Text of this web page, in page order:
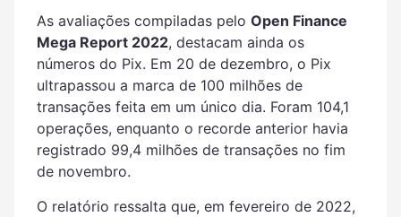
As avaliações compiladas pelo Open Finance
Mega Report 2022, destacam ainda os
números do Pix. Em 20 de dezembro, o Pix
ultrapassou a marca de 100 milhões de
transações feita em um único dia. Foram 104,1
operações, enquanto o recorde anterior havia
registrado 99,4 milhões de transações no fim
de novembro.
O relatório ressalta que, em fevereiro de 2022,